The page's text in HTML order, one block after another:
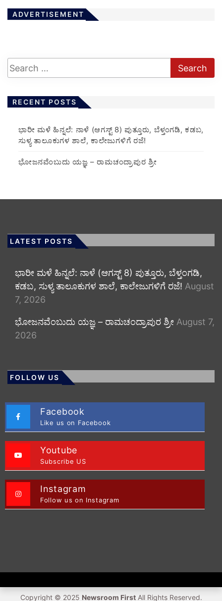
ADVERTISEMENT
RECENT POSTS
​ಭಾರೀ ಮಳೆ ಹಿನ್ನಲೆ: ನಾಳೆ (ಆಗಸ್ಟ್ 8) ಪುತ್ತೂರು, ಬೆಳ್ತಂಗಡಿ, ಕಡಬ,
ಸುಳ್ಯ ತಾಲೂಕುಗಳ ಶಾಲೆ, ಕಾಲೇಜುಗಳಿಗೆ ರಜೆ!
ಭೋಜನವೆಂಬುದು ಯಜ್ಞ – ರಾಮಚಂದ್ರಾಪುರ ಶ್ರೀ
LATEST POSTS
​ಭಾರೀ ಮಳೆ ಹಿನ್ನಲೆ: ನಾಳೆ (ಆಗಸ್ಟ್ 8) ಪುತ್ತೂರು, ಬೆಳ್ತಂಗಡಿ,
ಕಡಬ, ಸುಳ್ಯ ತಾಲೂಕುಗಳ ಶಾಲೆ, ಕಾಲೇಜುಗಳಿಗೆ ರಜೆ! August
7, 2026
ಭೋಜನವೆಂಬುದು ಯಜ್ಞ – ರಾಮಚಂದ್ರಾಪುರ ಶ್ರೀ August 7,
2026
FOLLOW US
Facebook
Like us on Facebook
Youtube
Subscribe US
Instagram
Follow us on Instagram
Copyright © 2025 Newsroom FirstAll Rights Reserved.